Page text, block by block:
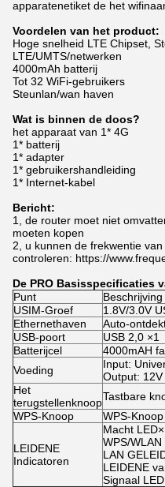
apparatenetiket de het
Voordelen van het product:
Hoge snelheid LTE Chipset,
LTE/UMTS/netwerken
4000mAh batterij
Tot 32 WiFi-gebruikers
Steunlan/wan haven
Wat is binnen de doos?
het apparaat van 1* 4G
1* batterij
1* adapter
1* gebruikershandleiding
1* Internet-kabel
Bericht:
1, de router moet niet
moeten kopen
2, u kunnen de frekwentie
controleren: https://
De PRO Basisspecificaties
Punt
Beschrijving
USIM-Groef
1.8V/3.0V
Ethernethaven
Auto-
USB-poort
USB 2,0 ×1
Batterijcel
4000mAH
Voeding
Input:
Output: 12V
Het
terugstellenknoopTastbare
WPS-Knoop
WPS-Knoop
LEIDENE
Indicatoren
Macht
WPS/WLAN
LAN
LEIDENE
Signaal